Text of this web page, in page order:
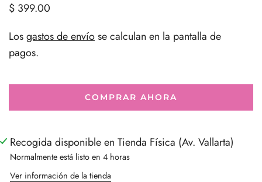
$ 399.00
Losgastos de envíose calculan en la pantalla de
pagos.
COMPRAR AHORA
Recogida disponible en Tienda Física (Av. Vallarta)
Normalmente está listo en 4 horas
Ver información de la tienda